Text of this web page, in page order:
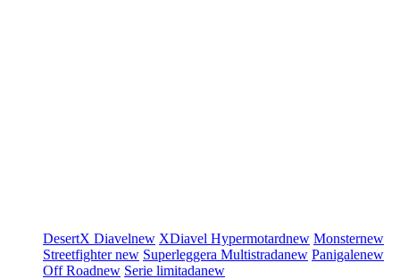
DesertX Diavelnew XDiavel Hypermotardnew Monsternew
Streetfighternew Superleggera Multistradanew Panigalenew
Off Roadnew Serie limitadanew